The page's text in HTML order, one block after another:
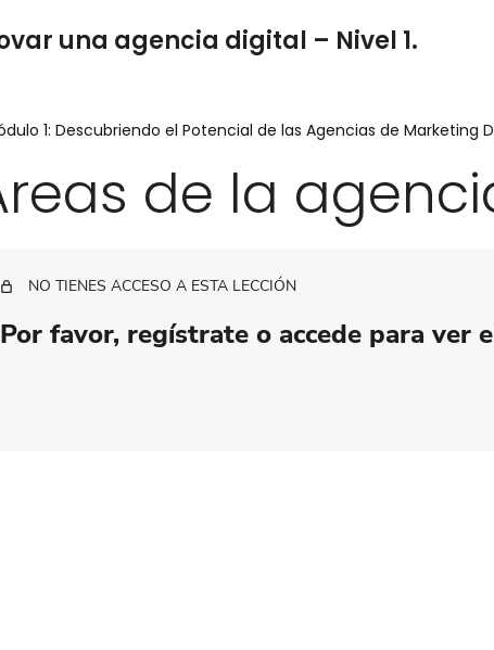
una agencia digital – Nivel 1.
1: Descubriendo el Potencial de las Agencias de Marketing
de la
NO TIENES ACCESO A ESTA LECCIÓN
Por favor, regístrate o accede para ver